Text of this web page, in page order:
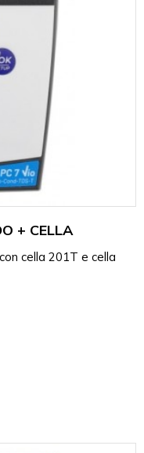
+ CELLA
cella 201T e cella